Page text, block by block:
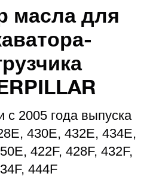
масла для
2005 года выпуска
430E, 432E, 434E,
422F, 428F, 432F,
444F